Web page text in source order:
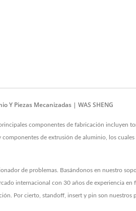
Y Piezas Mecanizadas | WAS SHENG
componentes de fabricación incluyen
de extrusión de aluminio, los cuales
de problemas. Basándonos en nuestro
internacional con 30 años de experiencia en
Por cierto, standoff, insert y pin son nuestros